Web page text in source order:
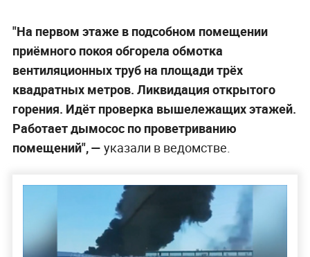
"На первом этаже в подсобном помещении
приёмного покоя обгорела обмотка
вентиляционных труб на площади трёх
квадратных метров. Ликвидация открытого
горения. Идёт проверка вышележащих этажей.
Работает дымосос по проветриванию
помещений", — указали в ведомстве.